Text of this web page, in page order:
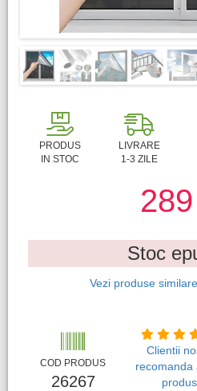
PRODUS
IN STOC
LIVRARE
1-3 ZILE
289
Stoc
Vezi produse similare
COD PRODUS
26267
Clientii
recomanda
produs